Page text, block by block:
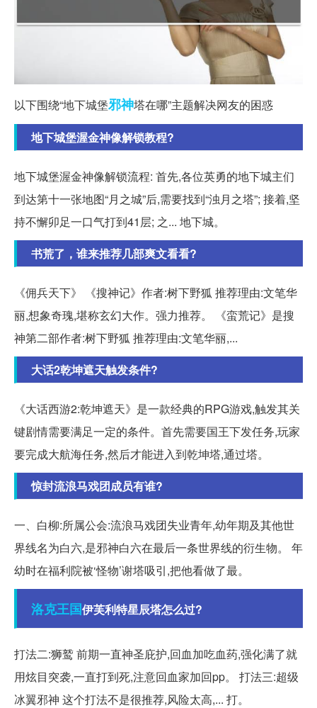
以下围绕“地下城堡邪神塔在哪”主题解决网友的困惑
地下城堡渥金神像解锁教程?
地下城堡渥金神像解锁流程: 首先,各位英勇的地下城主们
到达第十一张地图“月之城”后,需要找到“浊月之塔”; 接着,坚
持不懈卯足一口气打到41层; 之... 地下城。
书荒了，谁来推荐几部爽文看看?
《佣兵天下》 《搜神记》作者:树下野狐 推荐理由:文笔华
丽,想象奇瑰,堪称玄幻大作。强力推荐。 《蛮荒记》是搜
神第二部作者:树下野狐 推荐理由:文笔华丽,...
大话2乾坤遮天触发条件?
《大话西游2:乾坤遮天》是一款经典的RPG游戏,触发其关
键剧情需要满足一定的条件。首先需要国王下发任务,玩家
要完成大航海任务,然后才能进入到乾坤塔,通过塔。
惊封流浪马戏团成员有谁?
一、白柳:所属公会:流浪马戏团失业青年,幼年期及其他世
界线名为白六,是邪神白六在最后一条世界线的衍生物。 年
幼时在福利院被‘怪物’谢塔吸引,把他看做了最。
洛克王国伊芙利特星辰塔怎么过?
打法二:狮鹫 前期一直神圣庇护,回血加吃血药,强化满了就
用炫目突袭,一直打到死,注意回血家加回pp。 打法三:超级
冰翼邪神 这个打法不是很推荐,风险太高,... 打。